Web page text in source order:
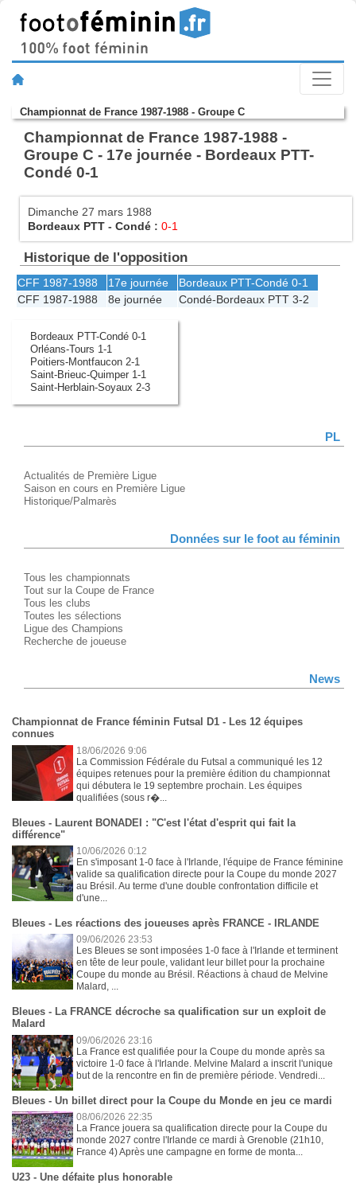
Championnat de France 1987-1988 - Groupe C
Championnat de France 1987-1988 -
Groupe C - 17e journée - Bordeaux PTT-
Condé 0-1
Dimanche 27 mars 1988
Bordeaux PTT - Condé : 0-1
Historique de l'opposition
CFF 1987-1988 17e journée Bordeaux PTT-Condé 0-1
CFF 1987-1988
8e journée Condé-Bordeaux PTT 3-2
Bordeaux PTT-Condé 0-1
Orléans-Tours 1-1
Poitiers-Montfaucon 2-1
Saint-Brieuc-Quimper 1-1
Saint-Herblain-Soyaux 2-3
PL
Actualités de Première Ligue
Saison en cours en Première Ligue
Historique/Palmarès
Données sur le foot au féminin
Tous les championnats
Tout sur la Coupe de France
Tous les clubs
Toutes les sélections
Ligue des Champions
Recherche de joueuse
News
Championnat de France féminin Futsal D1 - Les 12 équipes
connues
18/06/2026 9:06
La Commission Fédérale du Futsal a communiqué les 12
équipes retenues pour la première édition du championnat
qui débutera le 19 septembre prochain. Les équipes
qualifiées (sous r�...
Bleues - Laurent BONADEI : "C'est l'état d'esprit qui fait la
différence"
10/06/2026 0:12
En s'imposant 1-0 face à l'Irlande, l'équipe de France féminine
valide sa qualification directe pour la Coupe du monde 2027
au Brésil. Au terme d'une double confrontation difficile et
d'une...
Bleues - Les réactions des joueuses après FRANCE - IRLANDE
09/06/2026 23:53
Les Bleues se sont imposées 1-0 face à l'Irlande et terminent
en tête de leur poule, validant leur billet pour la prochaine
Coupe du monde au Brésil. Réactions à chaud de Melvine
Malard, ...
Bleues - La FRANCE décroche sa qualification sur un exploit de
Malard
09/06/2026 23:16
La France est qualifiée pour la Coupe du monde après sa
victoire 1-0 face à l'Irlande. Melvine Malard a inscrit l'unique
but de la rencontre en fin de première période. Vendredi...
Bleues - Un billet direct pour la Coupe du Monde en jeu ce mardi
08/06/2026 22:35
La France jouera sa qualification directe pour la Coupe du
monde 2027 contre l'Irlande ce mardi à Grenoble (21h10,
France 4) Après une campagne en forme de monta...
U23 - Une défaite plus honorable